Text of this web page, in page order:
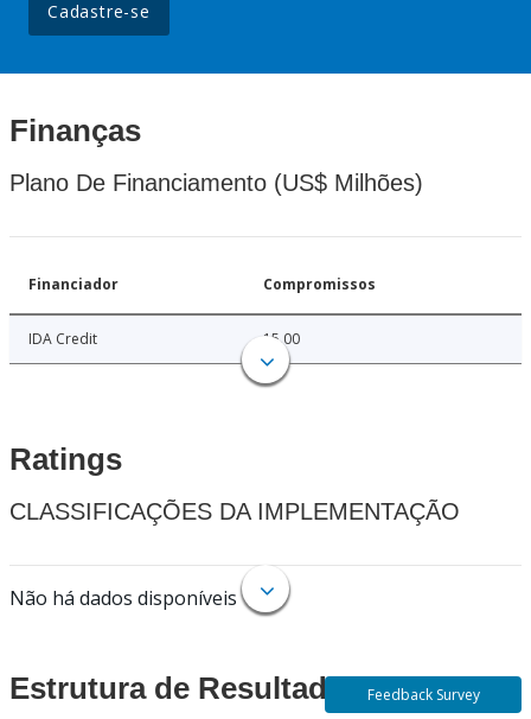
Cadastre-se
Finanças
Plano De Financiamento (US$ Milhões)
Financiador Compromissos
IDA Credit 15.00
Ratings
CLASSIFICAÇÕES DA IMPLEMENTAÇÃO
Não há dados disponíveis
Estrutura de Resultados Feedback Survey